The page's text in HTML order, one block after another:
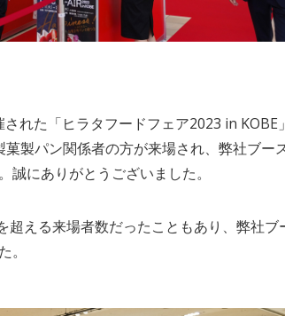
れた「ヒラタフードフェア2023 in KOBE
製パン関係者の方が来場され、弊社ブー
にありがとうございました。
える来場者数だったこともあり、弊社ブ